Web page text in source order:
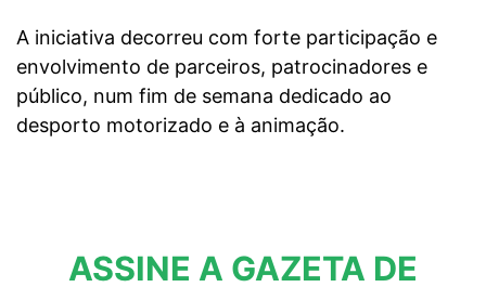
A iniciativa decorreu com forte participação e
envolvimento de parceiros, patrocinadores e
público, num fim de semana dedicado ao
desporto motorizado e à animação.
ASSINE A GAZETA DE